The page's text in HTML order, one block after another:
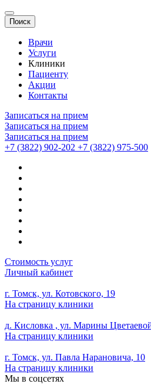
Поиск
Врачи
Услуги
Клиники
Пациенту
Акции
Контакты
Записаться на прием
Записаться на прием
Записаться на прием
+7 (3822) 902-202 +7 (3822) 975-500
Стоимость услуг
Личный кабинет
г. Томск, ул. Котовского, 19
На страницу клиники
д. Кисловка , ул. Марины
На страницу клиники
г. Томск, ул. Павла Нарановича, 10
На страницу клиники
Мы в соцсетях